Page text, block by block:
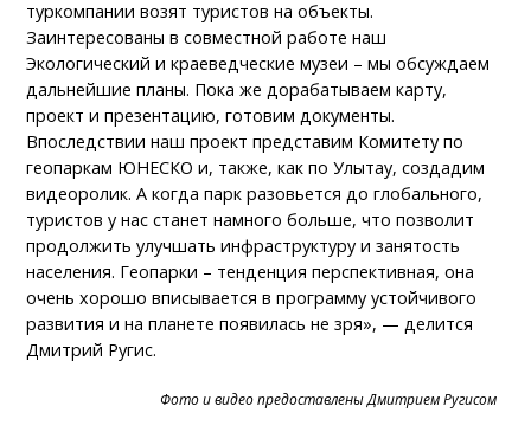
туркомпании возят туристов на объекты.
Заинтересованы в совместной работе наш
Экологический и краеведческие музеи – мы обсуждаем
дальнейшие планы. Пока же дорабатываем карту,
проект и презентацию, готовим документы.
Впоследствии наш проект представим Комитету по
геопаркам ЮНЕСКО и, также, как по Улытау, создадим
видеоролик. А когда парк разовьется до глобального,
туристов у нас станет намного больше, что позволит
продолжить улучшать инфраструктуру и занятость
населения. Геопарки – тенденция перспективная, она
очень хорошо вписывается в программу устойчивого
развития и на планете появилась не зря», — делится
Дмитрий Ругис.
Фото и видео предоставлены Дмитрием Ругисом